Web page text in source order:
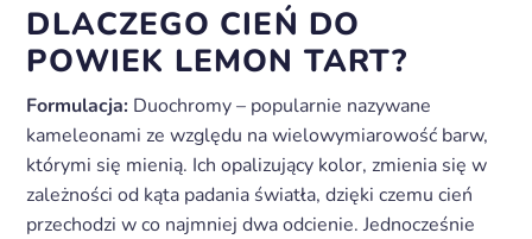
DLACZEGO CIEŃ DO
POWIEK LEMON TART?
Formulacja: Duochromy – popularnie nazywane
kameleonami ze względu na wielowymiarowość barw,
którymi się mienią. Ich opalizujący kolor, zmienia się w
zależności od kąta padania światła, dzięki czemu cień
przechodzi w co najmniej dwa odcienie. Jednocześnie